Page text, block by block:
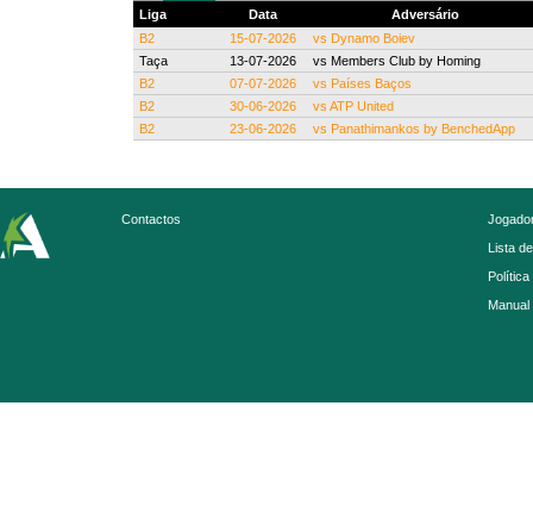
Liga Data
Adversário
B2
15-07-2026 vs Dynamo Boiev
Taça
13-07-2026 vs Members Club by Homing
B2
07-07-2026 vs Países Baços
B2
30-06-2026 vs ATP United
B2
23-06-2026 vs Panathimankos by BenchedApp
Contactos
Lista
Política